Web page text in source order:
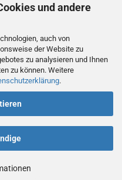
und andere
auch von
der Website zu
zu analysieren und Ihnen
zu können. Weitere
.